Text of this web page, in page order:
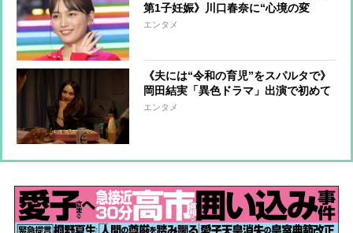
第1子妊娠》川口春奈に“心境の変
化”をもたらした主演映画『ママせ
エンタメ
《夫には“令和の育児”をスパルタで》
岡田結実「異色ドラマ」出演で初めて
明かした「育児の哲学」【インタビュ
エンタメ